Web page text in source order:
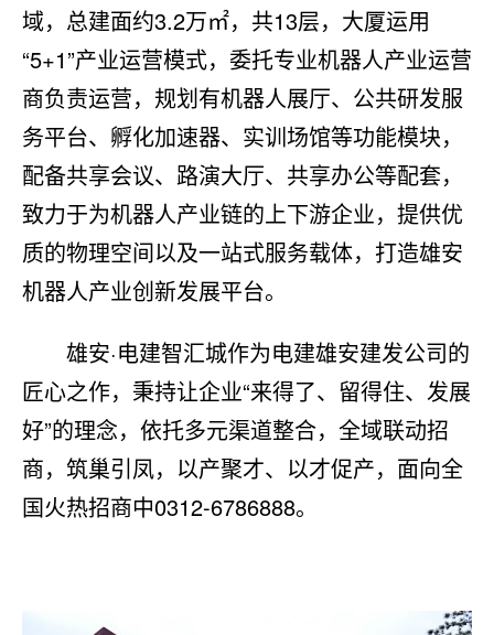
域，总建面约3.2万㎡，共13层，大厦运用
“5+1”产业运营模式，委托专业机器人产业运营
商负责运营，规划有机器人展厅、公共研发服
务平台、孵化加速器、实训场馆等功能模块，
配备共享会议、路演大厅、共享办公等配套，
致力于为机器人产业链的上下游企业，提供优
质的物理空间以及一站式服务载体，打造雄安
机器人产业创新发展平台。
雄安·电建智汇城作为电建雄安建发公司的
匠心之作，秉持让企业“来得了、留得住、发展
好”的理念，依托多元渠道整合，全域联动招
商，筑巢引凤，以产聚才、以才促产，面向全
国火热招商中0312-6786888。